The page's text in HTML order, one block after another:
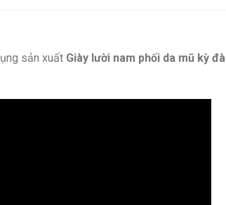
sản xuất Giày lười nam phối da mũ kỳ đà